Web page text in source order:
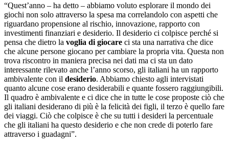
“Quest’anno – ha detto – abbiamo voluto esplorare il mondo dei
giochi non solo attraverso la spesa ma correlandolo con aspetti che
riguardano propensione al rischio, innovazione, rapporto con
investimenti finanziari e desiderio. Il desiderio ci colpisce perché si
pensa che dietro la voglia di giocare ci sta una narrativa che dice
che alcune persone giocano per cambiare la propria vita. Questa non
trova riscontro in maniera precisa nei dati ma ci sta un dato
interessante rilevato anche l’anno scorso, gli italiani ha un rapporto
ambivalente con il desiderio. Abbiamo chiesto agli intervistati
quanto alcune cose erano desiderabili e quante fossero raggiungibili.
Il quadro è ambivalente e ci dice che in tutte le cose proposte ciò che
gli italiani desiderano di più è la felicità dei figli, il terzo è quello fare
dei viaggi. Ciò che colpisce è che su tutti i desideri la percentuale
che gli italiani ha questo desiderio e che non crede di poterlo fare
attraverso i guadagni”.